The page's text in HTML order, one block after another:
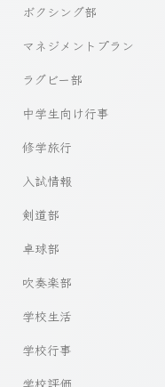
ボクシング部
マネジメントプラン
ラグビー部
中学生向け行事
修学旅行
入試情報
剣道部
卓球部
吹奏楽部
学校生活
学校行事
学校評価